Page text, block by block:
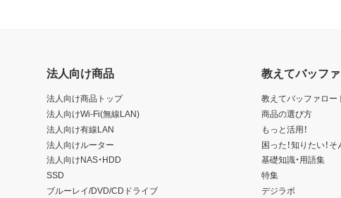
法人向け商品
法人向け商品トップ
法人向けWi-Fi(無線LAN)
法人向け有線LAN
法人向けルーター
法人向けNAS・HDD
SSD
ブルーレイ/DVD/CDドライブ
教えてバッフ
教えてバッファロー
商品の選び方
もっと活用！
困った！知りたい！
基礎知識・用語集
特集
デジラボ